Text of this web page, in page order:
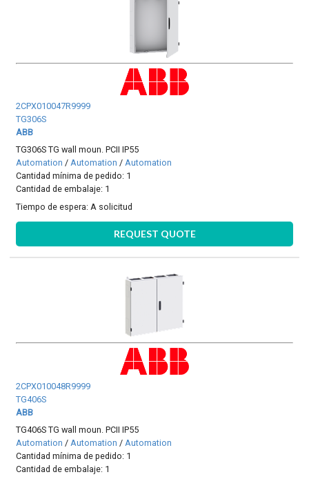
2CPX010047R9999
TG306S
ABB
TG306S TG wall moun. PCII IP55
Automation /Automation /Automation
Cantidad mínima de pedido: 1
Cantidad de embalaje: 1
Tiempo de espera: A solicitud
REQUEST QUOTE
2CPX010048R9999
TG406S
ABB
TG406S TG wall moun. PCII IP55
Automation / Automation / Automation
Cantidad mínima de pedido: 1
Cantidad de embalaje: 1